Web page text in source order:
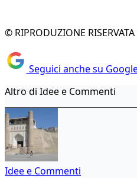
© RIPRODUZIONE RISERVATA
Seguici anche su
Altro di Idee e Commenti
Idee e Commenti